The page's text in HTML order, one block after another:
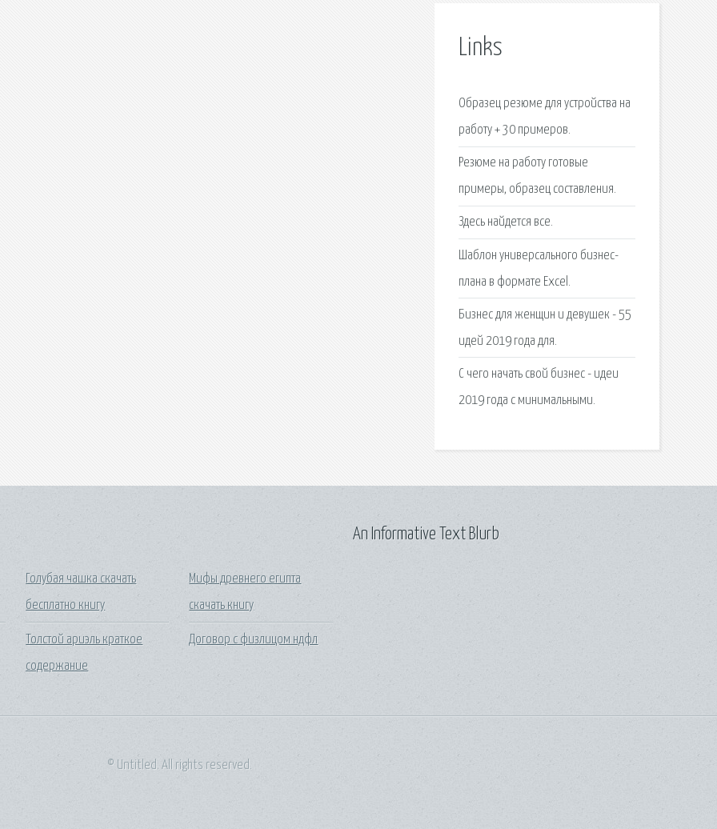
Links
Образец резюме для устройства на
работу + 30 примеров.
Резюме на работу готовые
примеры, образец составления.
Здесь найдется все.
Шаблон универсального бизнес-
плана в формате Excel.
Бизнес для женщин и девушек - 55
идей 2019 года для.
С чего начать свой бизнес - идеи
2019 года с минимальными.
Голубая чашка скачать
бесплатно книгу
Толстой ариэль краткое
содержание
Мифы древнего египта
скачать книгу
Договор с физлицом ндфл
An Informative Text Blurb
© Untitled. All rights reserved.